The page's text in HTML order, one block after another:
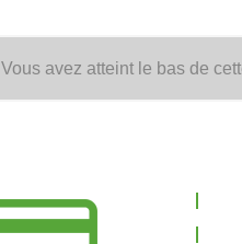
Vous avez atteint le bas de